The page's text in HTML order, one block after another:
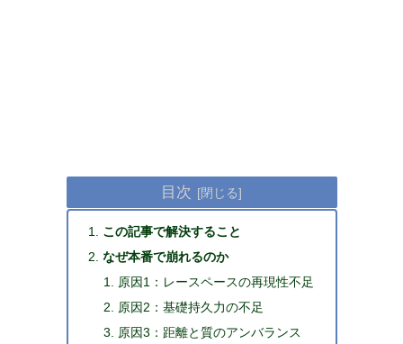
目次
この記事で解決すること
なぜ本番で崩れるのか
原因1：レースペースの再現性不足
原因2：基礎持久力の不足
原因3：距離と質のアンバランス